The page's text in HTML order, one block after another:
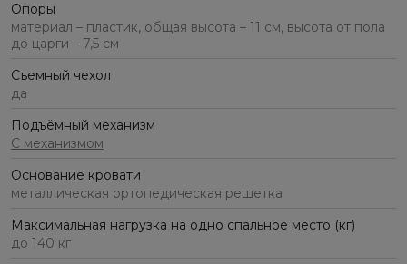
Опоры
материал – пластик, общая высота – 11 см, высота от пола
до царги – 7,5 см
Съемный чехол
да
Подъёмный механизм
С механизмом
Основание кровати
металлическая ортопедическая решетка
Максимальная нагрузка на одно спальное место (кг)
до 140 кг